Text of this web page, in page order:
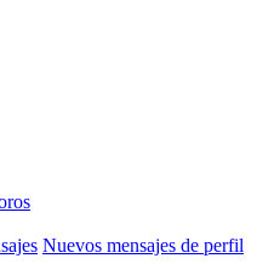
Nuevos mensajes de perfil